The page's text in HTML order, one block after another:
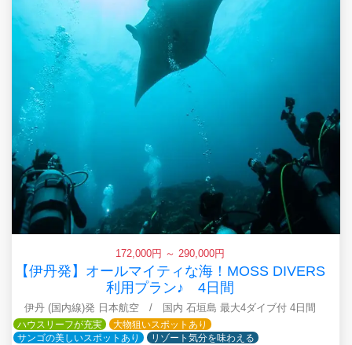
172,000円 ～ 290,000円
【伊丹発】オールマイティな海！MOSS DIVERS
利用プラン♪ 4日間
伊丹 (国内線)発 日本航空 / 国内 石垣島 最大4ダイブ付 4日間
ハウスリーフが充実
大物狙いスポットあり
サンゴの美しいスポットあり
リゾート気分を味わえる